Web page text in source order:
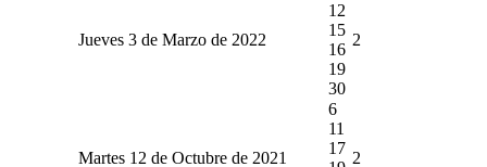
Jueves 3 de Marzo de 2022
12
15
16
19
30
2
Martes 12 de Octubre de 2021
6
11
17
2